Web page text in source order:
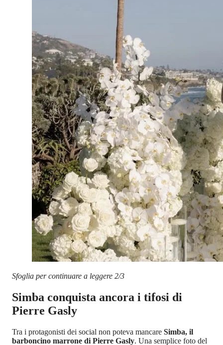
Sfoglia per continuare a leggere 2/3
Simba conquista ancora i tifosi di
Pierre Gasly
Tra i protagonisti dei social non poteva mancare Simba, il
barboncino marrone di Pierre Gasly. Una semplice foto del